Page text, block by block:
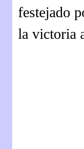
festejado
la victoria